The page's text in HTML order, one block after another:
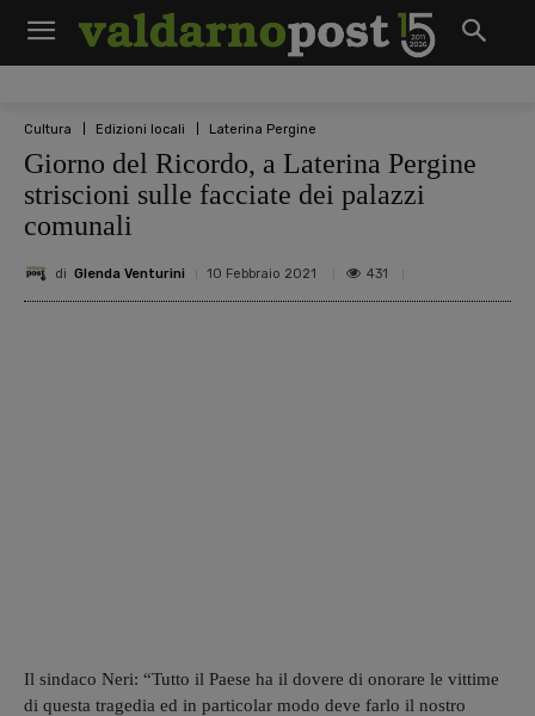
Cultura Edizioni locali Laterina Pergine
Giorno del Ricordo, a Laterina Pergine
striscioni sulle facciate dei palazzi
comunali
di Glenda Venturini 10 Febbraio 2021 431
Il sindaco Neri: “Tutto il Paese ha il dovere di onorare le vittime
di questa tragedia ed in particolar modo deve farlo il nostro